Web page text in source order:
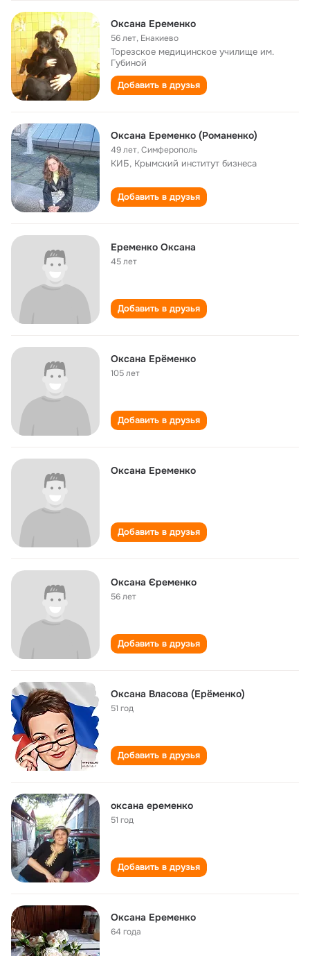
Оксана Еременко
56 лет, Енакиево
Торезское медицинское училище им.
Губиной
Добавить в друзья
Оксана Еременко (Романенко)
49 лет,Симферополь
КИБ, Крымский институт бизнеса
Добавить в друзья
Еременко Оксана
45 лет
Добавить в друзья
Оксана Ерёменко
105 лет
Добавить в друзья
Оксана Еременко
Добавить в друзья
Оксана Єременко
56 лет
Добавить в друзья
Оксана Власова (Ерёменко)
51 год
Добавить в друзья
оксана еременко
51 год
Добавить в друзья
Оксана Еременко
64 года